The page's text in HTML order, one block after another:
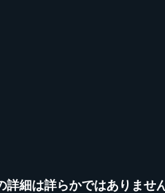
詳細は詳らかではありませ